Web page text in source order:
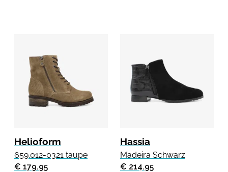
Helioform
659.012-0321 taupe
€ 179.95
Hassia
Madeira Schwarz
€ 214.95